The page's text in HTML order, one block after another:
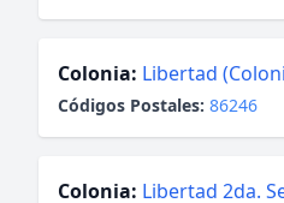
Colonia: Libertad
Códigos Postales: 86246
Colonia: Libertad 2da.